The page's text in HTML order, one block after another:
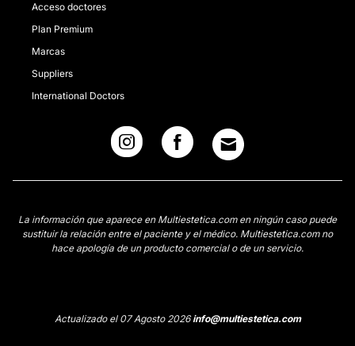
Acceso doctores
Plan Premium
Marcas
Suppliers
International Doctors
La información que aparece en Multiestetica.com en ningún caso puede
sustituir la relación entre el paciente y el médico. Multiestetica.com no
hace apología de un producto comercial o de un servicio.
Actualizado el 07 Agosto 2026info@multiestetica.com